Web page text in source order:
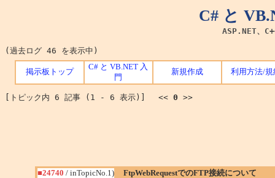
C# と
ASP.NET、
(過去ログ 46 を表示中)
掲示板トップ
C# と VB.NET 入
門
新規作成 利用方法/規
[トピック内 6 記事 (1 - 6 表示)] << 0 >>
■24740 / inTopicNo.1) FtpWebRequestでのFTP接続について